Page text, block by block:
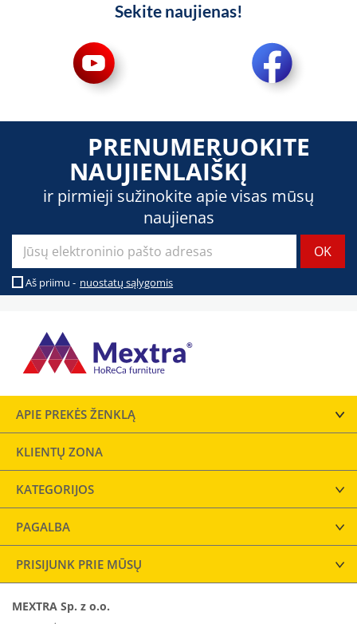
Sekite naujienas!
PRENUMERUOKITE
NAUJIENLAIŠKĮ
ir pirmieji sužinokite apie visas mūsų
naujienas
Aš priimu - nuostatų sąlygomis
APIE PREKĖS ŽENKLĄ
KLIENTŲ ZONA
KATEGORIJOS
PAGALBA
PRISIJUNK PRIE MŪSŲ
MEXTRA Sp. z o.o.